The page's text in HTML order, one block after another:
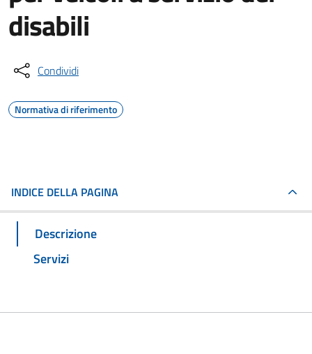
disabili
Condividi
Normativa di riferimento
INDICE DELLA PAGINA
Descrizione
Servizi